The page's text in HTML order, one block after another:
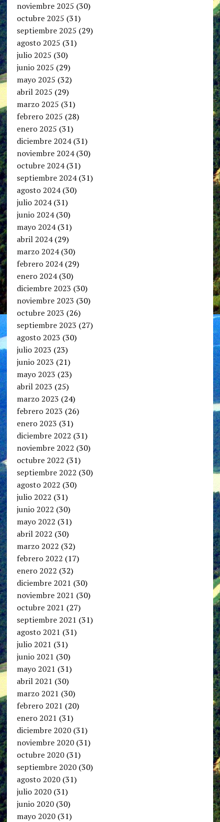
noviembre 2025 (30)
octubre 2025 (31)
septiembre 2025 (29)
agosto 2025 (31)
julio 2025 (30)
junio 2025 (29)
mayo 2025 (32)
abril 2025 (29)
marzo 2025 (31)
febrero 2025 (28)
enero 2025 (31)
diciembre 2024(31)
noviembre 2024(30)
octubre 2024(31)
septiembre 2024(31)
agosto 2024(30)
julio 2024(31)
junio 2024(30)
mayo 2024(31)
abril 2024(29)
marzo 2024(30)
febrero 2024(29)
enero 2024(30)
diciembre 2023 (30)
noviembre 2023 (30)
octubre 2023 (26)
septiembre 2023 (27)
agosto 2023 (30)
julio 2023 (23)
junio 2023 (21)
mayo 2023 (23)
abril 2023 (25)
marzo 2023 (24)
febrero 2023 (26)
enero 2023 (31)
diciembre 2022 (31)
noviembre 2022 (30)
octubre 2022 (31)
septiembre 2022 (30)
agosto 2022 (30)
julio 2022 (31)
junio 2022 (30)
mayo 2022 (31)
abril 2022 (30)
marzo 2022 (32)
febrero 2022 (17)
enero 2022 (32)
diciembre 2021 (30)
noviembre 2021 (30)
octubre 2021 (27)
septiembre 2021 (31)
agosto 2021 (31)
julio 2021 (31)
junio 2021 (30)
mayo 2021 (31)
abril 2021 (30)
marzo 2021 (30)
febrero 2021 (20)
enero 2021 (31)
diciembre 2020(31)
noviembre 2020(31)
octubre 2020(31)
septiembre 2020(30)
agosto 2020(31)
julio 2020(31)
junio 2020(30)
mayo 2020(31)